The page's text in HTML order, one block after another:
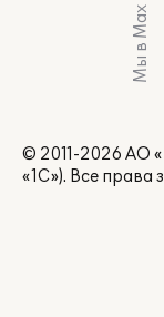
Мы в Max
© 2011-2026 АО
«1С»). Все